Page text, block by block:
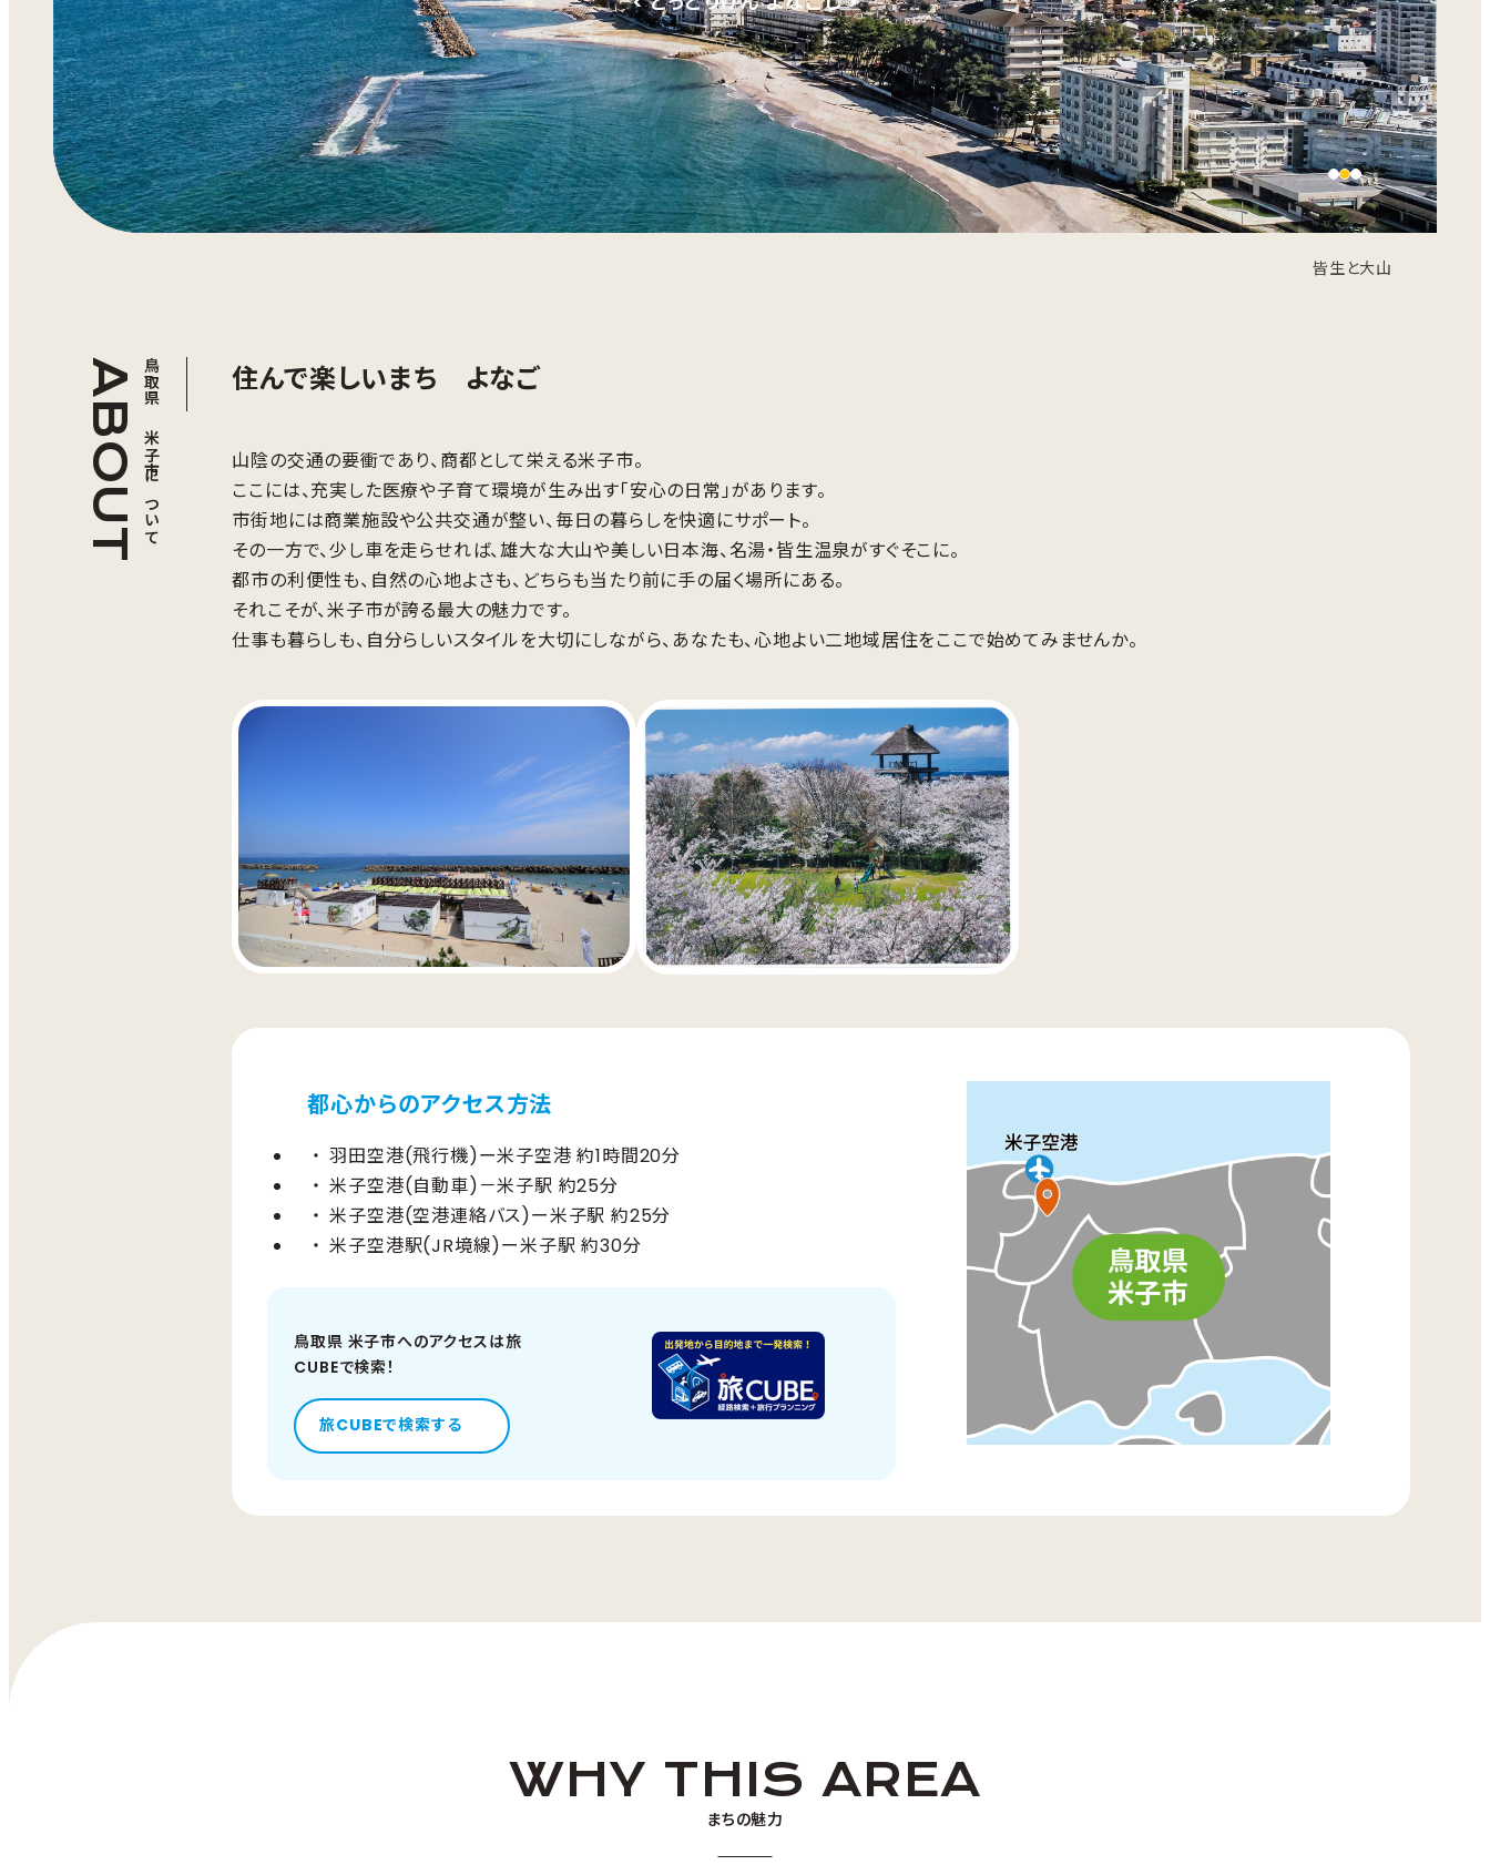
皆生と大山
ABOUT鳥取県 米子市について 住んで楽しいまち よなご
山陰の交通の要衝であり、商都として栄える米子市。
ここには、充実した医療や子育て環境が生み出す「安心の日常」があります。
市街地には商業施設や公共交通が整い、毎日の暮らしを快適にサポート。
その一方で、少し車を走らせれば、雄大な大山や美しい日本海、名湯・皆生温泉がすぐそこに。
都市の利便性も、自然の心地よさも、どちらも当たり前に手の届く場所にある。
それこそが、米子市が誇る最大の魅力です。
仕事も暮らしも、自分らしいスタイルを大切にしながら、あなたも、心地よい二地域居住をここで始めてみませんか。
都心からのアクセス方法
羽田空港(飛行機)ー米子空港 約1時間20分
米子空港(自動車)－米子駅 約25分
米子空港(空港連絡バス)ー米子駅 約25分
米子空港駅(JR境線)ー米子駅 約30分
鳥取県 米子市へのアクセスは旅
CUBEで検索！
旅CUBEで検索する
WHY THIS AREA
まちの魅力